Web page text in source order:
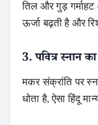
तिल और गुड़
ऊर्जा बढ़ती है और
3. पवित्र स्नान
मकर संक्रांति पर
धोता है, ऐसा हिंदू